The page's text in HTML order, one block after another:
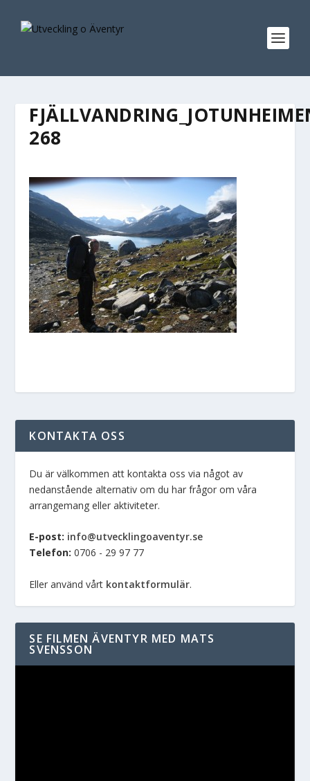
268
KONTAKTA OSS
Du är välkommen att kontakta oss via något av
nedanstående alternativ om du har frågor om våra
arrangemang eller aktiviteter.
E-post: info@utvecklingoaventyr.se
Telefon: 0706 - 29 97 77
Eller använd vårt kontaktformulär.
SE FILMEN ÄVENTYR MED MATS
SVENSSON